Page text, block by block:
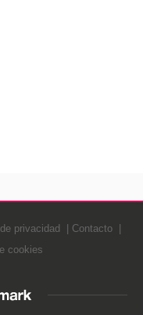
privacidad
Contacto
cookies